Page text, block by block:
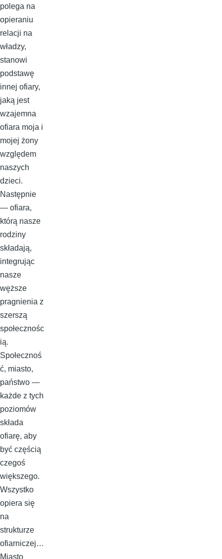
polega na
opieraniu
relacji na
władzy,
stanowi
podstawę
innej ofiary,
jaką jest
wzajemna
ofiara moja i
mojej żony
względem
naszych
dzieci.
Następnie
— ofiara,
którą nasze
rodziny
składają,
integrując
nasze
węższe
pragnienia z
szerszą
społecznośc
ią.
Społecznoś
ć, miasto,
państwo —
każde z tych
poziomów
składa
ofiarę, aby
być częścią
czegoś
większego.
Wszystko
opiera się
na
strukturze
ofiarniczej…
Miasto